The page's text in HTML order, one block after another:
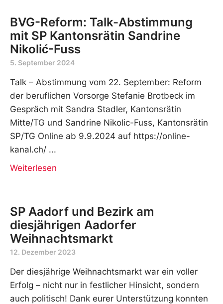
BVG-Reform: Talk-Abstimmung
mit SP Kantonsrätin Sandrine
Nikolić-Fuss
5. September 2024
Talk – Abstimmung vom 22. September: Reform
der beruflichen Vorsorge Stefanie Brotbeck im
Gespräch mit Sandra Stadler, Kantonsrätin
Mitte/TG und Sandrine Nikolic-Fuss, Kantonsrätin
SP/TG Online ab 9.9.2024 auf https://online-
kanal.ch/
Weiterlesen
SP Aadorf und Bezirk am
diesjährigen Aadorfer
Weihnachtsmarkt
12. Dezember 2023
Der diesjährige Weihnachtsmarkt war ein voller
Erfolg – nicht nur in festlicher Hinsicht, sondern
auch politisch! Dank eurer Unterstützung konnten